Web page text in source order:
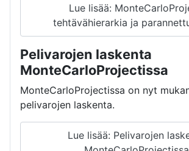
Lue lisää:
tehtävähierarkia ja
Pelivarojen laskenta
MonteCarloProjectissa
MonteCarloProjectissa on nyt
pelivarojen laskenta.
Lue lisää: Pelivarojen